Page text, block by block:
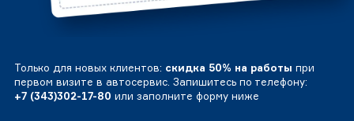
Только для новых клиентов: скидка 50% на работы при
первом визите в автосервис. Запишитесь по телефону:
+7 (343)302-17-80 или заполните форму ниже